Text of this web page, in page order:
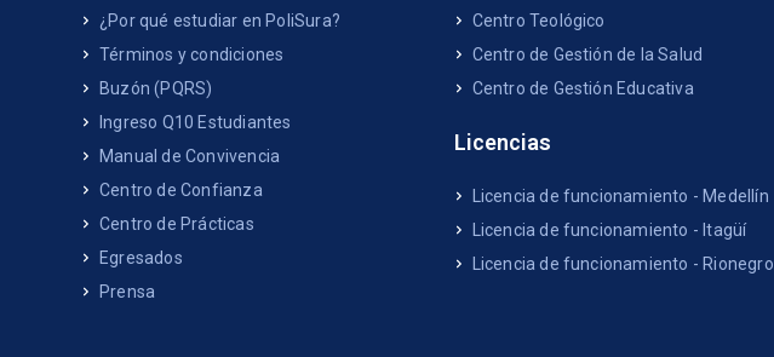
¿Por qué estudiar en PoliSura?
Términos y condiciones
Buzón (PQRS)
Ingreso Q10 Estudiantes
Manual de Convivencia
Centro de Confianza
Centro de Prácticas
Egresados
Prensa
Centro Teológico
Centro de Gestión de la Salud
Centro de Gestión Educativa
Licencias
Licencia de funcionamiento - Medellín
Licencia de funcionamiento - Itagüí
Licencia de funcionamiento - Rionegro